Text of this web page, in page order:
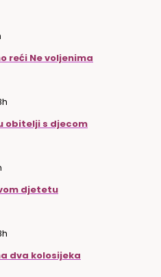
reći Ne voljenima
obitelji s djecom
djetetu
dva kolosijeka